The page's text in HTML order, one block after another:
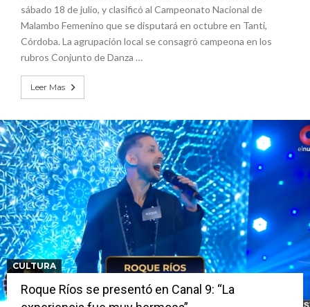
sábado 18 de julio, y clasificó al Campeonato Nacional de
Malambo Femenino que se disputará en octubre en Tanti,
Córdoba. La agrupación local se consagró campeona en los
rubros Conjunto de Danza …
Leer Mas
CULTURA
Roque Ríos se presentó en Canal 9: “La